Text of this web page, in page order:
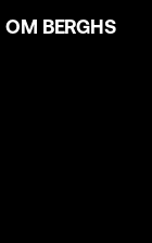
OM BERGHS